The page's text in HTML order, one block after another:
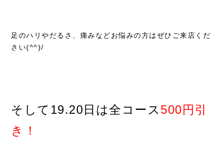
足のハリやだるさ、痛みなどお悩みの方はぜひご来店くだ
さい(^^)/
そして19.20日は全コース 500円引
き！